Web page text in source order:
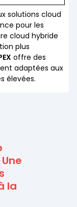
solutions cloud
pour les
cloud hybride
plus
offre des
adaptées aux
élevées.
la